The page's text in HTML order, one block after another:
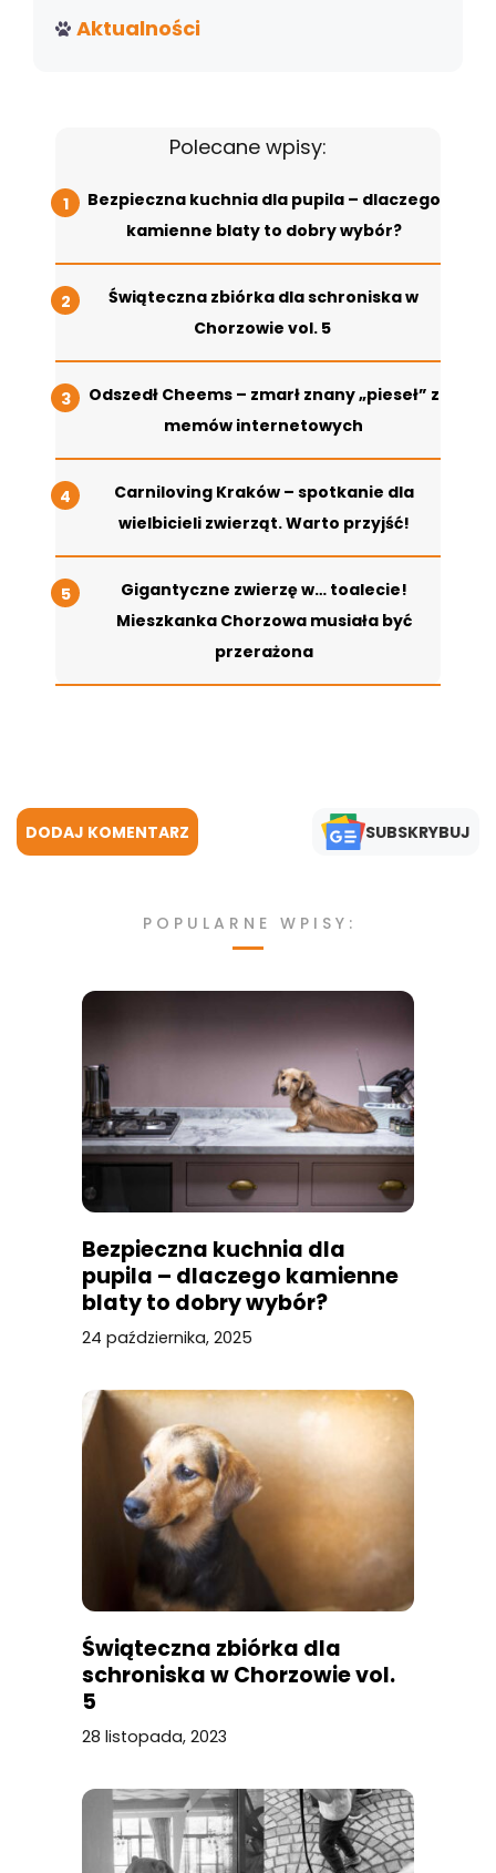
Aktualności
Polecane wpisy:
Bezpieczna kuchnia dla pupila – dlaczego
kamienne blaty to dobry wybór?
Świąteczna zbiórka dla schroniska w
Chorzowie vol. 5
Odszedł Cheems – zmarł znany „pieseł” z
memów internetowych
Carniloving Kraków – spotkanie dla
wielbicieli zwierząt. Warto przyjść!
Gigantyczne zwierzę w… toalecie!
Mieszkanka Chorzowa musiała być
przerażona
DODAJ KOMENTARZ SUBSKRYBUJ
POPULARNE WPISY:
Bezpieczna kuchnia dla
pupila – dlaczego kamienne
blaty to dobry wybór?
24 października, 2025
Świąteczna zbiórka dla
schroniska w Chorzowie vol.
5
28 listopada, 2023